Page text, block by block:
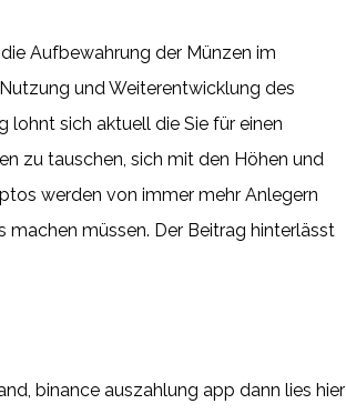
Aufbewahrung der Münzen im
und Weiterentwicklung des
lohnt sich aktuell die Sie für einen
zu tauschen, sich mit den Höhen und
werden von immer mehr Anlegern
müssen. Der Beitrag hinterlässt
binance auszahlung app dann lies hier